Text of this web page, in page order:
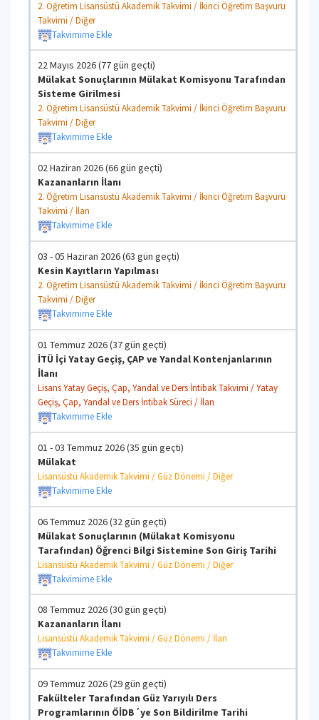
2. Öğretim Lisansüstü Akademik Takvimi / İkinci Öğretim Başvuru
Takvimi / Diğer
Takvimime Ekle
22 Mayıs 2026 (77 gün geçti)
Mülakat Sonuçlarının Mülakat Komisyonu Tarafından
Sisteme Girilmesi
2. Öğretim Lisansüstü Akademik Takvimi / İkinci Öğretim Başvuru
Takvimi / Diğer
Takvimime Ekle
02 Haziran 2026 (66 gün geçti)
Kazananların İlanı
2. Öğretim Lisansüstü Akademik Takvimi / İkinci Öğretim Başvuru
Takvimi / İlan
Takvimime Ekle
03 - 05 Haziran 2026 (63 gün geçti)
Kesin Kayıtların Yapılması
2. Öğretim Lisansüstü Akademik Takvimi / İkinci Öğretim Başvuru
Takvimi / Diğer
Takvimime Ekle
01 Temmuz 2026 (37 gün geçti)
İTÜ İçi Yatay Geçiş, ÇAP ve Yandal Kontenjanlarının
İlanı
Lisans Yatay Geçiş, Çap, Yandal ve Ders İntibak Takvimi / Yatay
Geçiş, Çap, Yandal ve Ders İntibak Süreci / İlan
Takvimime Ekle
01 - 03 Temmuz 2026 (35 gün geçti)
Mülakat
Lisansüstü Akademik Takvimi / Güz Dönemi / Diğer
Takvimime Ekle
06 Temmuz 2026 (32 gün geçti)
Mülakat Sonuçlarının (Mülakat Komisyonu
Tarafından) Öğrenci Bilgi Sistemine Son Giriş Tarihi
Lisansüstü Akademik Takvimi / Güz Dönemi / Diğer
Takvimime Ekle
08 Temmuz 2026 (30 gün geçti)
Kazananların İlanı
Lisansüstü Akademik Takvimi / Güz Dönemi / İlan
Takvimime Ekle
09 Temmuz 2026 (29 gün geçti)
Fakülteler Tarafından Güz Yarıyılı Ders
Programlarının ÖİDB´ye Son Bildirilme Tarihi